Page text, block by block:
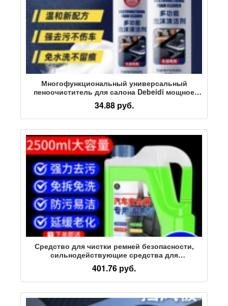
Многофункциональный универсальный
пеноочиститель для салона Debeidi мощное
обеззараживающее средство для чистки
автомобилей средства для ухода за красотой
34.88 руб.
Средство для чистки ремней безопасности,
сильнодействующие средства для
обеззараживания салона автомобиля,
очиститель, средство для чистки тканевой
крыши сидений, бесплатная доставка
401.76 руб.